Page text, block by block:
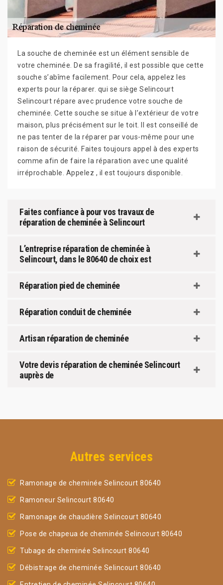
La souche de cheminée est un élément sensible de
votre cheminée. De sa fragilité, il est possible que cette
souche s’abîme facilement. Pour cela, appelez les
experts pour la réparer. qui se siège Selincourt
Selincourt répare avec prudence votre souche de
cheminée. Cette souche se situe à l’extérieur de votre
maison, plus précisément sur le toit. Il est conseillé de
ne pas tenter de la réparer par vous-même pour une
raison de sécurité. Faites toujours appel à des experts
comme afin de faire la réparation avec une qualité
irréprochable. Appelez , il est toujours disponible.
Faites confiance à pour vos travaux de
réparation de cheminée à Selincourt
L’entreprise réparation de cheminée à
Selincourt, dans le 80640 de choix est
Réparation pied de cheminée
Réparation conduit de cheminée
Artisan réparation de cheminée
Votre devis réparation de cheminée Selincourt
auprès de
Autres services
Ramonage de cheminée Selincourt 80640
Ramoneur Selincourt 80640
Ramonage de chaudière Selincourt 80640
Pose de chapeua de cheminée Selincourt 80640
Tubage de cheminée Selincourt 80640
Débistrage de cheminée Selincourt 80640